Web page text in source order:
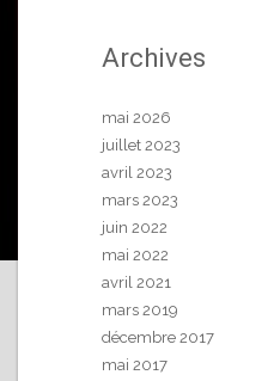
Archives
mai 2026
juillet 2023
avril 2023
mars 2023
juin 2022
mai 2022
avril 2021
mars 2019
décembre 2017
mai 2017